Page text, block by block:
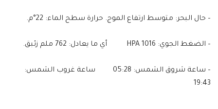
– حال البحر: متوسط ارتفاع الموج. حرارة سطح الماء: 22°م.
– الضغط الجوي: 1016 HPA أي ما يعادل: 762 ملم زئبق.
– ساعة شروق الشمس: 05:28 ساعة غروب الشمس:
19:43